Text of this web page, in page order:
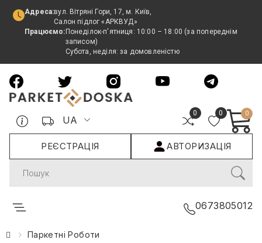
Адреса:вул. Вітряні Гори, 17, м. Київ,
Салон підлог «АРКВУД»
Працюємо: Понеділок-п'ятниця: 10:00 – 18:00 (за попереднім
записом)
Субота, неділя: за домовленістю
UA
0 0 0
РЕЄСТРАЦІЯ АВТОРИЗАЦІЯ
Search
0673805012
Паркетні Роботи